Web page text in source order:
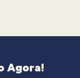
Agora!